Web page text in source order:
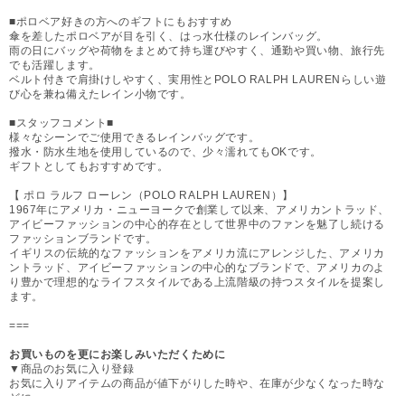
■ポロベア好きの方へのギフトにもおすすめ
傘を差したポロベアが目を引く、はっ水仕様のレインバッグ。
雨の日にバッグや荷物をまとめて持ち運びやすく、通勤や買い物、旅行先
でも活躍します。
ベルト付きで肩掛けしやすく、実用性とPOLO RALPH LAURENらしい遊
び心を兼ね備えたレイン小物です。
■スタッフコメント■
様々なシーンでご使用できるレインバッグです。
撥水・防水生地を使用しているので、少々濡れてもOKです。
ギフトとしてもおすすめです。
【 ポロ ラルフ ローレン（POLO RALPH LAUREN）】
1967年にアメリカ・ニューヨークで創業して以来、アメリカントラッド、
アイビーファッションの中心的存在として世界中のファンを魅了し続ける
ファッションブランドです。
イギリスの伝統的なファッションをアメリカ流にアレンジした、アメリカ
ントラッド、アイビーファッションの中心的なブランドで、アメリカのよ
り豊かで理想的なライフスタイルである上流階級の持つスタイルを提案し
ます。
===
お買いものを更にお楽しみいただくために
▼商品のお気に入り登録
お気に入りアイテムの商品が値下がりした時や、在庫が少なくなった時な